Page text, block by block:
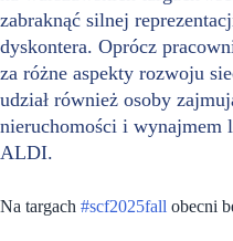
zabraknąć silnej
dyskontera. Oprócz
za różne aspekty rozwoju
udział również osoby
nieruchomości i
ALDI.
Na targach #scf2025fall obecni